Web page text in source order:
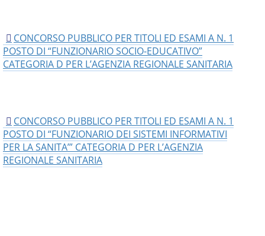
CONCORSO PUBBLICO PER TITOLI ED ESAMI A N. 1
POSTO DI “FUNZIONARIO SOCIO-EDUCATIVO”
CATEGORIA D PER L’AGENZIA REGIONALE SANITARIA
CONCORSO PUBBLICO PER TITOLI ED ESAMI A N. 1
POSTO DI “FUNZIONARIO DEI SISTEMI INFORMATIVI
PER LA SANITA’” CATEGORIA D PER L’AGENZIA
REGIONALE SANITARIA